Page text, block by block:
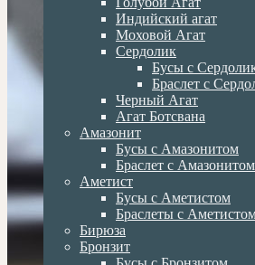
Индийский агат
Моховой Агат
Сердолик
Бусы с
Браслет с
Черный Агат
Агат Ботсвана
Амазонит
Бусы с Амазонитом
Браслет с Амазонитом
Аметист
Бусы с Аметистом
Браслеты с
Бирюза
Бронзит